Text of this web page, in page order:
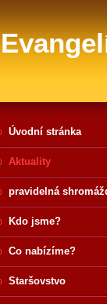
Úvodní stránka
Aktuality
pravidelná
Kdo jsme?
Co nabízíme?
Staršovstvo